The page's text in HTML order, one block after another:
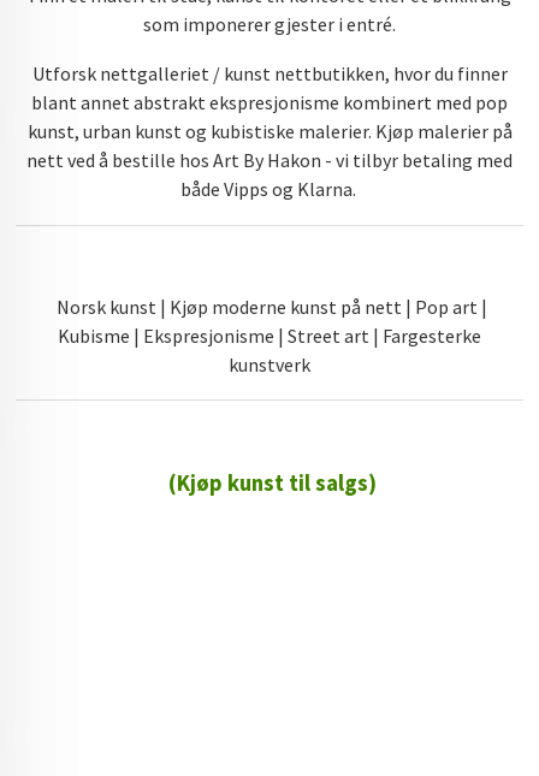
som imponerer gjester i entré.
Utforsk nettgalleriet / kunst nettbutikken, hvor du finner
blant annet abstrakt ekspresjonisme kombinert med pop
kunst, urban kunst og kubistiske malerier. Kjøp malerier på
nett ved å bestille hos Art By Hakon - vi tilbyr betaling med
både Vipps og Klarna.
Norsk kunst | Kjøp moderne kunst på nett | Pop art |
Kubisme | Ekspresjonisme | Street art | Fargesterke
kunstverk
(Kjøp kunst til salgs)